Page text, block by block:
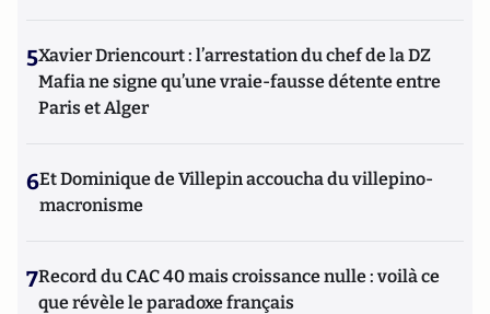
5Xavier Driencourt : l’arrestation du chef de la DZ
Mafia ne signe qu’une vraie-fausse détente entre
Paris et Alger
6Et Dominique de Villepin accoucha du villepino-
macronisme
7Record du CAC 40 mais croissance nulle : voilà ce
que révèle le paradoxe français